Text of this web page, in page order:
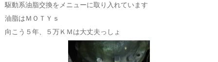
駆動系油脂交換をメニューに取り入れています
油脂はＭＯＴＹｓ
向こう５年、５万ＫＭは大丈夫っしょ